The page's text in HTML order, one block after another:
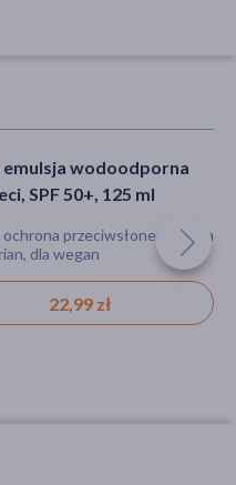
emulsja wodoodporna
SPF 50+, 125 ml
ochrona przeciwsłoneczna, dla
dla wegan
22,99 zł